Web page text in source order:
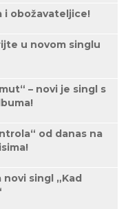
i obožavateljice!
u novom singlu
– novi je singl s
od danas na
singl „Kad